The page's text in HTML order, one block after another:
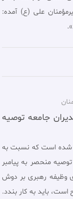
على (ع) آمده:
جامعه توصيه
شده است كه نسبت به
منحصر به پيامبر
وظيفه رهبرى بر دوش
بايد به كار بندد.